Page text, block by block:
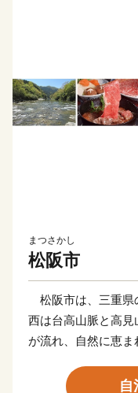
まつさかし
松阪市
松阪市は、三重県
西は台高山脈と高見
が流れ、自然に恵
全国的に有名な“松
自